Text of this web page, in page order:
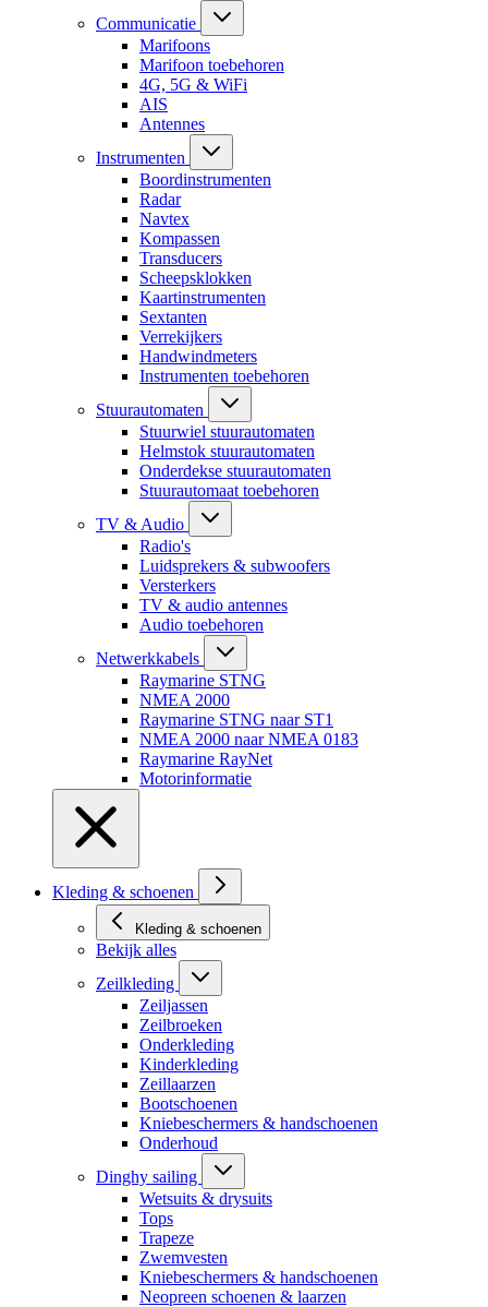
Communicatie
Marifoons
Marifoon toebehoren
4G, 5G & WiFi
AIS
Antennes
Instrumenten
Boordinstrumenten
Radar
Navtex
Kompassen
Transducers
Scheepsklokken
Kaartinstrumenten
Sextanten
Verrekijkers
Handwindmeters
Instrumenten toebehoren
Stuurautomaten
Stuurwiel stuurautomaten
Helmstok stuurautomaten
Onderdekse stuurautomaten
Stuurautomaat toebehoren
TV & Audio
Radio's
Luidsprekers & subwoofers
Versterkers
TV & audio antennes
Audio toebehoren
Netwerkkabels
Raymarine STNG
NMEA 2000
Raymarine STNG naar ST1
NMEA 2000 naar NMEA 0183
Raymarine RayNet
Motorinformatie
Kleding & schoenen
Kleding & schoenen
Bekijk alles
Zeilkleding
Zeiljassen
Zeilbroeken
Onderkleding
Kinderkleding
Zeillaarzen
Bootschoenen
Kniebeschermers & handschoenen
Onderhoud
Dinghy sailing
Wetsuits & drysuits
Tops
Trapeze
Zwemvesten
Kniebeschermers & handschoenen
Neopreen schoenen & laarzen